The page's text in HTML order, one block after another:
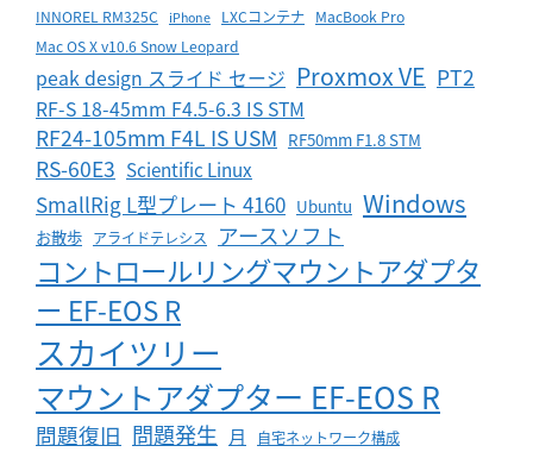
INNOREL RM325C iPhone LXCコンテナ MacBook Pro
Mac OS X v10.6 Snow Leopard
peak design スライド セージ Proxmox VE PT2
RF-S 18-45mm F4.5-6.3 IS STM
RF24-105mm F4L IS USM RF50mm F1.8 STM
RS-60E3 Scientific Linux
SmallRig L型プレート 4160 Ubuntu Windows
お散歩 アライドテレシス アースソフト
コントロールリングマウントアダプタ
ー EF-EOS R
スカイツリー
マウントアダプター EF-EOS R
問題復旧 問題発生 月 自宅ネットワーク構成